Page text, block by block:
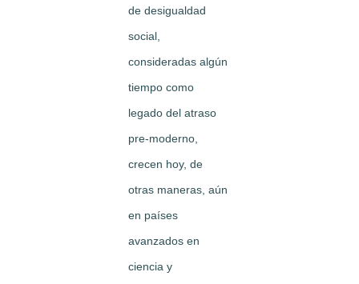
de desigualdad
social,
consideradas algún
tiempo como
legado del atraso
pre-moderno,
crecen hoy, de
otras maneras, aún
en países
avanzados en
ciencia y